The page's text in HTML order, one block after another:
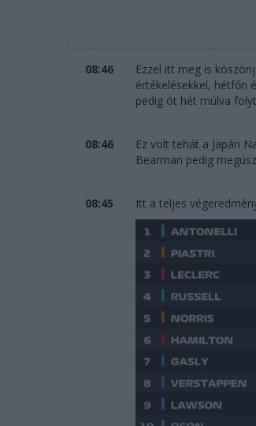
08:46
Ezzel itt meg is
értékelésekkel, hétfőn
pedig öt hét múlva
08:46
Ez volt tehát a Japán
Bearman pedig
08:45 Itt a teljes